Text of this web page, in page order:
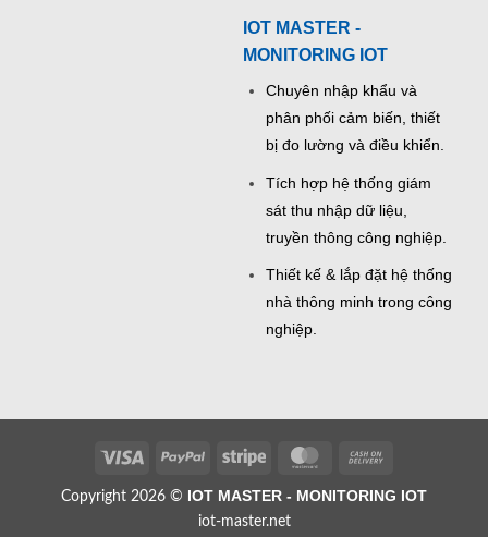
IOT MASTER -
MONITORING IOT
Chuyên nhập khẩu và
phân phối cảm biến, thiết
bị đo lường và điều khiển.
Tích hợp hệ thống giám
sát thu nhập dữ liệu,
truyền thông công nghiệp.
Thiết kế & lắp đặt hệ thống
nhà thông minh trong công
nghiệp.
Visa PayPal Stripe MasterCard
Delivery
Copyright 2026 © IOT MASTER - MONITORING IOT
iot-master.net